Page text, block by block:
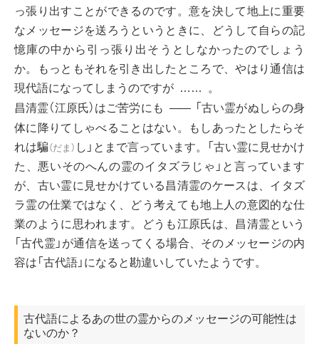
っ張り出すことができるのです。意を決して地上に重要
なメッセージを送ろうというときに、どうして自らの記
憶庫の中から引っ張り出そうとしなかったのでしょう
か。もっともそれを引き出したところで、やはり通信は
現代語になってしまうのですが ……
。
昌清霊（江原氏）はご苦労にも ――
「古い霊がぬしらの身
体に降りてしゃべることはない。もしあったとしたらそ
れは騙（だま） し」とまで言っています。「古い霊に見せかけ
た、悪いそのへんの霊のイタズラじゃ」と言っています
が、古い霊に見せかけている昌清霊のケースは、イタズ
ラ霊の仕業ではなく、どう考えても地上人の意図的な仕
業のように思われます。どうも江原氏は、昌清霊という
「古代霊」が通信を送ってくる場合、そのメッセージの内
容は「古代語」になると勘違いしていたようです。
古代語によるあの世の霊からのメッセージの可能性は
ないのか？